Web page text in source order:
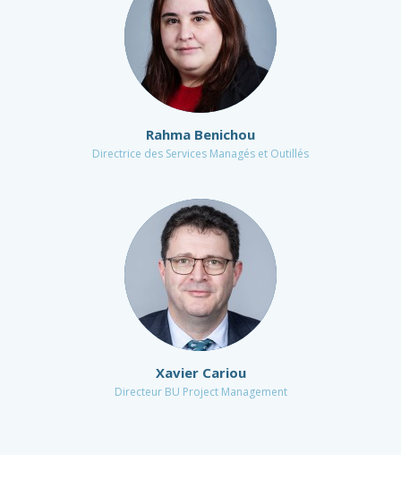
Rahma Benichou
Directrice des Services Managés et Outillés
Xavier Cariou
Directeur BU Project Management